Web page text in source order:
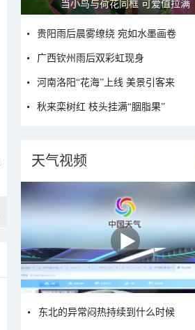
当小鸟与荷花同框 可爱值拉满
贵阳雨后晨雾缭绕 宛如水墨画卷
广西钦州雨后双彩虹现身
河南洛阳“花海”上线 美景引客来
秋来栾树红 枝头挂满“胭脂果”
天气视频
东北的异常闷热持续到什么时候